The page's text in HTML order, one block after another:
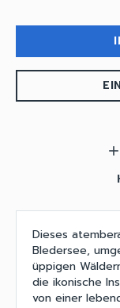
add
Dieses
Bledersee,
üppigen
die ikonische
von einer